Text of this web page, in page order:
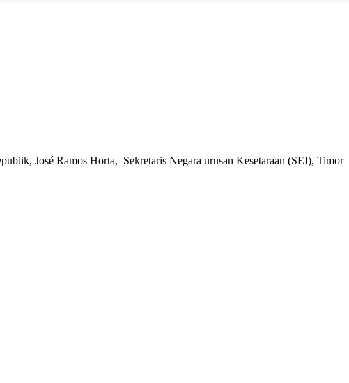
José Ramos Horta, Sekretaris Negara urusan Kesetaraan (SEI), Timor